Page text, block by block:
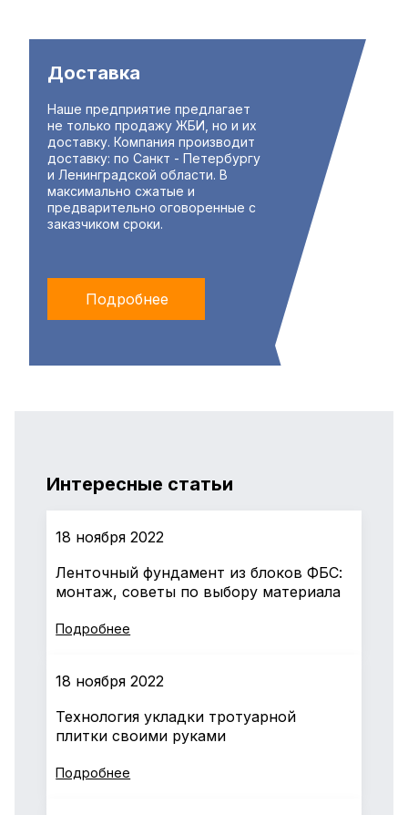
Доставка
Наше предприятие предлагает
не только продажу ЖБИ, но и их
доставку. Компания производит
доставку: по Санкт - Петербургу
и Ленинградской области. В
максимально сжатые и
предварительно оговоренные с
заказчиком сроки.
Подробнее
Интересные статьи
18 ноября 2022
Ленточный фундамент из блоков ФБС:
монтаж, советы по выбору материала
Подробнее
18 ноября 2022
Технология укладки тротуарной
плитки своими руками
Подробнее